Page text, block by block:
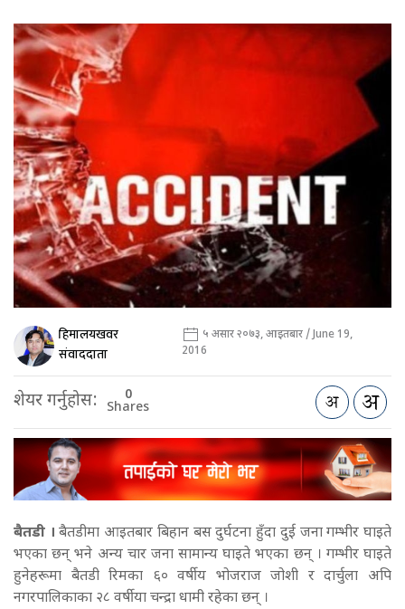
हिमालयखवर
संवाददाता
५ असार २०७३, आइतबार / June 19,
2016
शेयर गर्नुहोस: 0
Shares
बैतडी । बैतडीमा आइतबार बिहान बस दुर्घटना हुँदा दुई जना गम्भीर घाइते
भएका छन् भने अन्य चार जना सामान्य घाइते भएका छन् । गम्भीर घाइते
हुनेहरूमा बैतडी रिमका ६० वर्षीय भोजराज जोशी र दार्चुला अपि
नगरपालिकाका २८ वर्षीया चन्द्रा धामी रहेका छन् ।